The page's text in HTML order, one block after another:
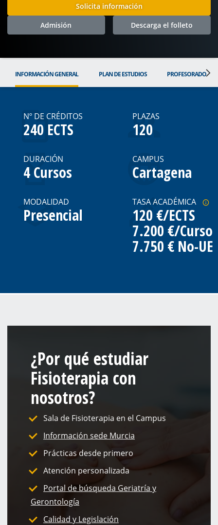
Solicita información
Admisión Descarga el folleto
INFORMACIÓN GENERAL PLAN DE ESTUDIOS PROFESORADO
MODALIDAD
Presencial
Nº DE CRÉDITOS
240 ECTS
TASA ACADÉMICA
120 €/ECTS
7.200 €/Curso
7.750 € No-UE
PLAZAS
120
DURACIÓN
4 Cursos
CAMPUS
Cartagena
¿Por qué estudiar
Fisioterapia con
nosotros?
Sala de Fisioterapia en el Campus
Información sede Murcia
Prácticas desde primero
Atención personalizada
Portal de búsqueda Geriatría y
Gerontología
Calidad y Legislación